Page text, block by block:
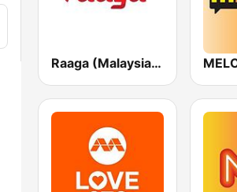
Raaga (Malaysia Only)